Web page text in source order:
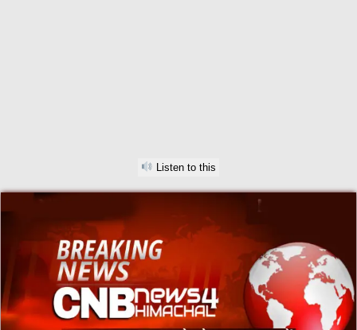
Listen to this